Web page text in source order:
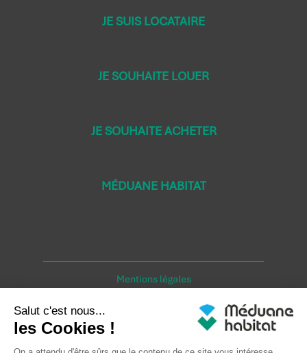
JE SUIS LOCATAIRE
JE SOUHAITE LOUER
JE SOUHAITE ACHETER
MÉDUANE HABITAT
Mentions légales
Crédits LEB Communication
Droit à l'oubli